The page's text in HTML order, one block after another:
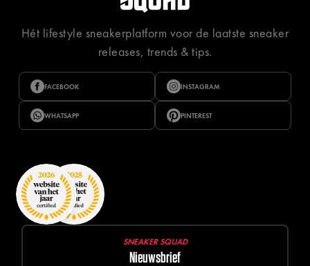
Hét lifestyle sneakerplatform voor de laatste sneaker
releases, trends & tips.
FACEBOOK INSTAGRAM
WHATSAPP PINTEREST
SNEAKER SQUAD
Nieuwsbrief